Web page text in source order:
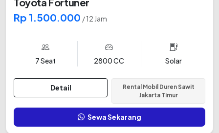
Rp 1.500.000 / 12 Jam
7 Seat 2800 CC Solar
Detail
Rental Mobil Duren Sawit
Jakarta Timur
Sewa Sekarang